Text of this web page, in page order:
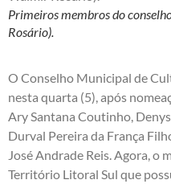
Primeiros membros do
Rosário).
O Conselho Municipal de
nesta quarta (5), após
Ary Santana Coutinho,
Durval Pereira da França
José Andrade Reis. Agora, o
Território Litoral Sul que